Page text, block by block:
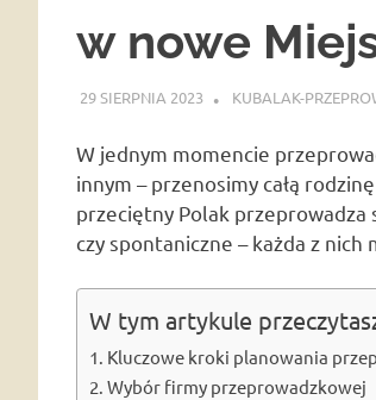
w nowe
29 SIERPNIA 2023 KUBALAK-
W jednym momencie
innym – przenosimy całą
przeciętny Polak przeprowadza
czy spontaniczne – każda z
W tym artykule
Kluczowe kroki planowania
Wybór firmy przeprowadzkowej